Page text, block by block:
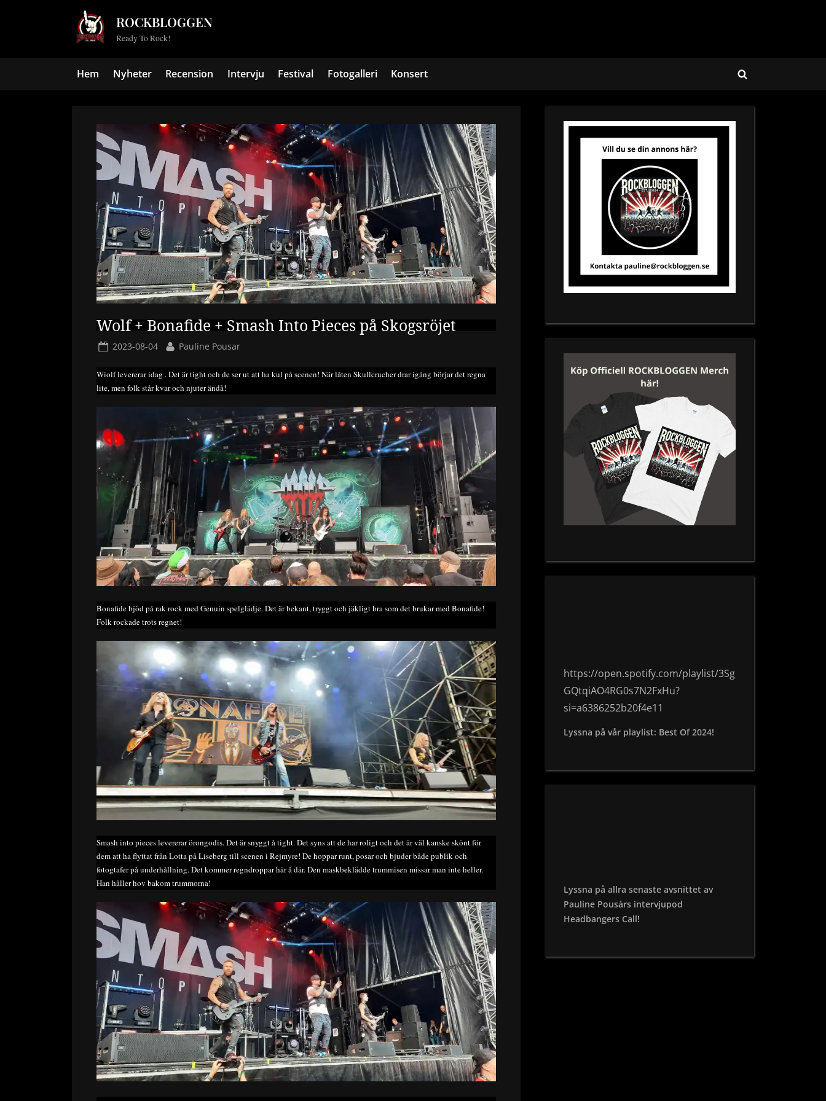
ROCKBLOGGEN
Ready To Rock!
Hem Nyheter Recension Intervju Festival Fotogalleri Konsert
Toggle
Wolf + Bonafide + Smash Into Pieces på Skogsröjet
Posted
2023-08-04 By
Pauline Pousar
Wiolf levererar idag . Det är tight och de ser ut att ha kul på scenen! När låten Skullcrucher drar igång börjar det regna
lite, men folk står kvar och njuter ändå!
Bonafide bjöd på rak rock med Genuin spelglädje. Det är bekant, tryggt och jäkligt bra som det brukar med Bonafide!
Folk rockade trots regnet!
Smash into pieces levererar örongodis. Det är snyggt å tight. Det syns att de har roligt och det är väl kanske skönt för
dem att ha flyttat från Lotta på Liseberg till scenen i Rejmyre! De hoppar runt, posar och bjuder både publik och
fotogtafer på underhållning. Det kommer regndroppar här å där. Den maskbeklädde trummisen missar man inte heller.
Han håller hov bakom trummorna!
https://open.spotify.com/playlist/3Sg
GQtqiAO4RG0s7N2FxHu?
si=a6386252b20f4e11
Lyssna på vår playlist: Best Of 2024!
Lyssna på allra senaste avsnittet av
Pauline Pousàrs intervjupod
Headbangers Call!